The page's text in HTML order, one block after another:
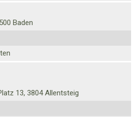
Baden
13, 3804 Allentsteig